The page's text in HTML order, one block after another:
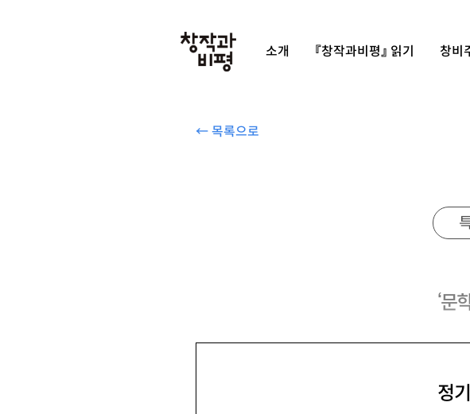
소개 『창작과비평』 읽기 창비
← 목록으로
정
‘문
문학평론가, 한림대 한림과학원 HK교수. 저